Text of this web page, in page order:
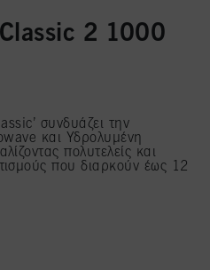
2 1000
συνδυάζει την
και Υδρολυμένη
πολυτελείς και
που διαρκούν έως 12